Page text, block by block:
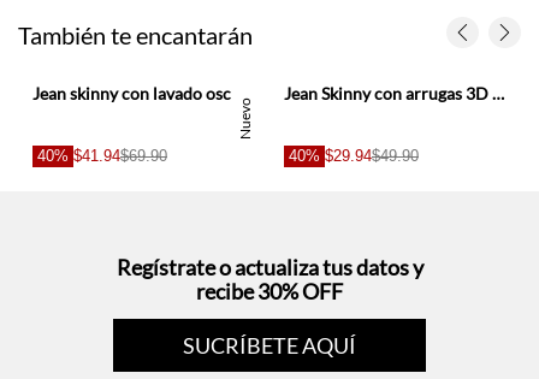
También te encantarán
Nuevo
Jean skinny con lavado oscuro y desgastes en denim para hombre
40% $41.94$69.90
Jean Skinny con arrugas 3D azul para hombre
40% $29.94$49.90
Regístrate o actualiza tus datos y
recibe 30% OFF
SUCRÍBETE AQUÍ